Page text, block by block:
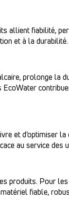
allient fiabilité,
et à la durabilité.
prolonge la
et d’optimiser la
au service des
produits. Pour
fiable,